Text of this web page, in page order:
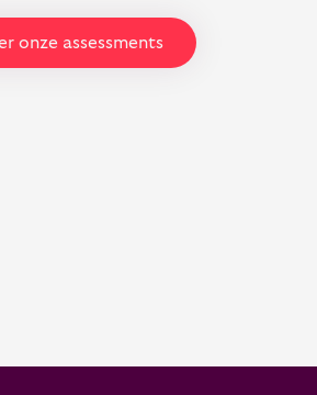
onze assessments